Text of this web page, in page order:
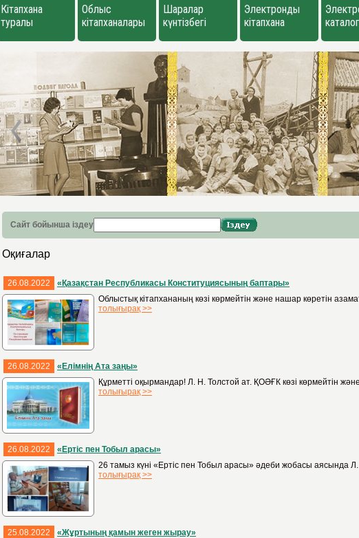
Кітапхана
туралы
Облыс
кітапханалары
Шаралар
күнтізбегі
Электронды
кітапхана
каталог
Сайт бойынша іздеу
Оқиғалар
26.08.2022
«Қазақстан Республикасы Конституциясының баптары»
Облыстық кітапхананың көзі көрмейтін және нашар көретін
толығырақ >>
26.08.2022
«Елімнің Ата заңы»
Құрметті оқырмандар! Л. Н. Толстой ат. ҚОӘҒК көзі көрмейтін
толығырақ >>
26.08.2022
«Ертіс пен Тобыл арасы»
26 тамыз күні «Ертіс пен Тобыл арасы» әдеби жобасы аясында
толығырақ >>
25.08.2022
«Жұртының қамын жеген жырау»